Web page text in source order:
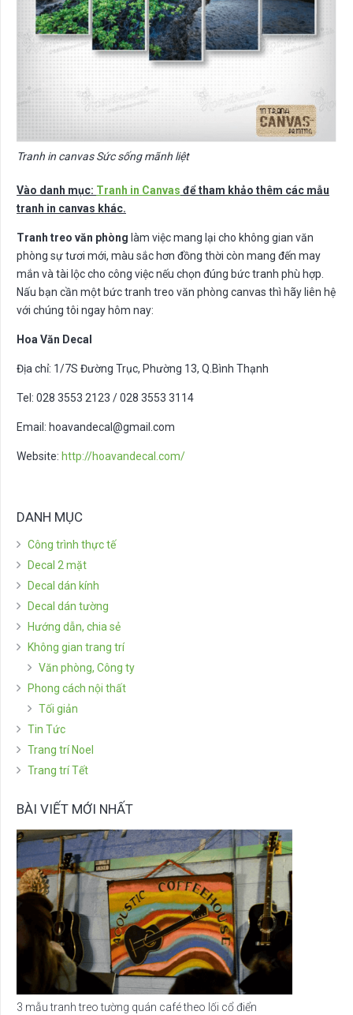
Tranh in canvas Sức sống mãnh liệt
Vào danh mục: Tranh in Canvas để tham khảo thêm các mẫu
tranh in canvas khác.
Tranh treo văn phòng làm việc mang lại cho không gian văn
phòng sự tươi mới, màu sắc hơn đồng thời còn mang đến may
mắn và tài lộc cho công việc nếu chọn đúng bức tranh phù hợp.
Nấu bạn cần một bức tranh treo văn phòng canvas thì hãy liên hệ
với chúng tôi ngay hôm nay:
Hoa Văn Decal
Địa chỉ: 1/7S Đường Trục, Phường 13, Q.Bình Thạnh
Tel: 028 3553 2123 / 028 3553 3114
Email: hoavandecal@gmail.com
Website: http://hoavandecal.com/
DANH MỤC
Công trình thực tế
Decal 2 mặt
Decal dán kính
Decal dán tường
Hướng dẫn, chia sẻ
Không gian trang trí
Văn phòng, Công ty
Phong cách nội thất
Tối giản
Tin Tức
Trang trí Noel
Trang trí Tết
BÀI VIẾT MỚI NHẤT
3 mẫu tranh treo tường quán café theo lối cổ điển